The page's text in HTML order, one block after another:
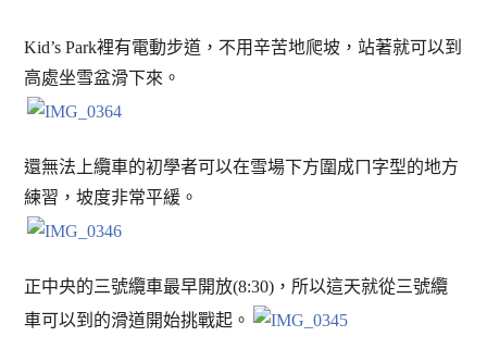
Kid’s Park裡有電動步道，不用辛苦地爬坡，站著就可以到
高處坐雪盆滑下來。
還無法上纜車的初學者可以在雪場下方圍成ㄇ字型的地方
練習，坡度非常平緩。
正中央的三號纜車最早開放(8:30)，所以這天就從三號纜
車可以到的滑道開始挑戰起。